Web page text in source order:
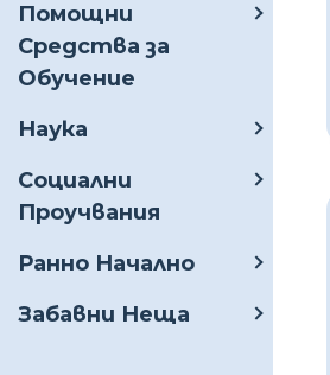
Помощни
Средства за
Обучение
Наука
Социални
Проучвания
Ранно Начално
Забавни Неща